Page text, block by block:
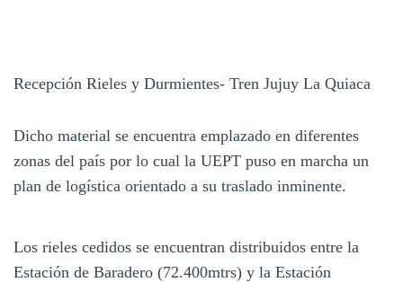
Recepción Rieles y Durmientes- Tren Jujuy La Quiaca
Dicho material se encuentra emplazado en diferentes
zonas del país por lo cual la UEPT puso en marcha un
plan de logística orientado a su traslado inminente.
Los rieles cedidos se encuentran distribuidos entre la
Estación de Baradero (72.400mtrs) y la Estación